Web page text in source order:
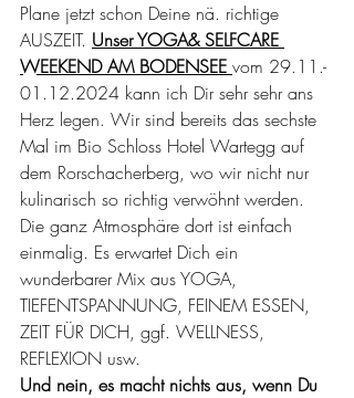
Plane jetzt schon Deine nä. richtige
AUSZEIT. Unser YOGA& SELFCARE
WEEKEND AM BODENSEE vom 29.11.-
01.12.2024 kann ich Dir sehr sehr ans
Herz legen. Wir sind bereits das sechste
Mal im Bio Schloss Hotel Wartegg auf
dem Rorschacherberg, wo wir nicht nur
kulinarisch so richtig verwöhnt werden.
Die ganz Atmosphäre dort ist einfach
einmalig. Es erwartet Dich ein
wunderbarer Mix aus YOGA,
TIEFENTSPANNUNG, FEINEM ESSEN,
ZEIT FÜR DICH, ggf. WELLNESS,
REFLEXION usw.
Und nein, es macht nichts aus, wenn Du